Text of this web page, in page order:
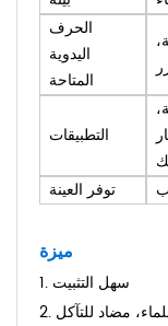
الحرف
اليدوية
المتاحة
التطبيقات
توفر العينة
ميزة
1. سهل التثبيت
مضاد للتآكل